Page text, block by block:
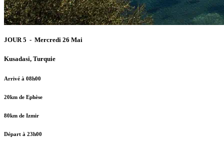
JOUR 5 - Mercredi 26 Mai
Kusadasi, Turquie
Arrivé à 08h00
20km de Ephèse
80km de Izmir
Départ à 23h00